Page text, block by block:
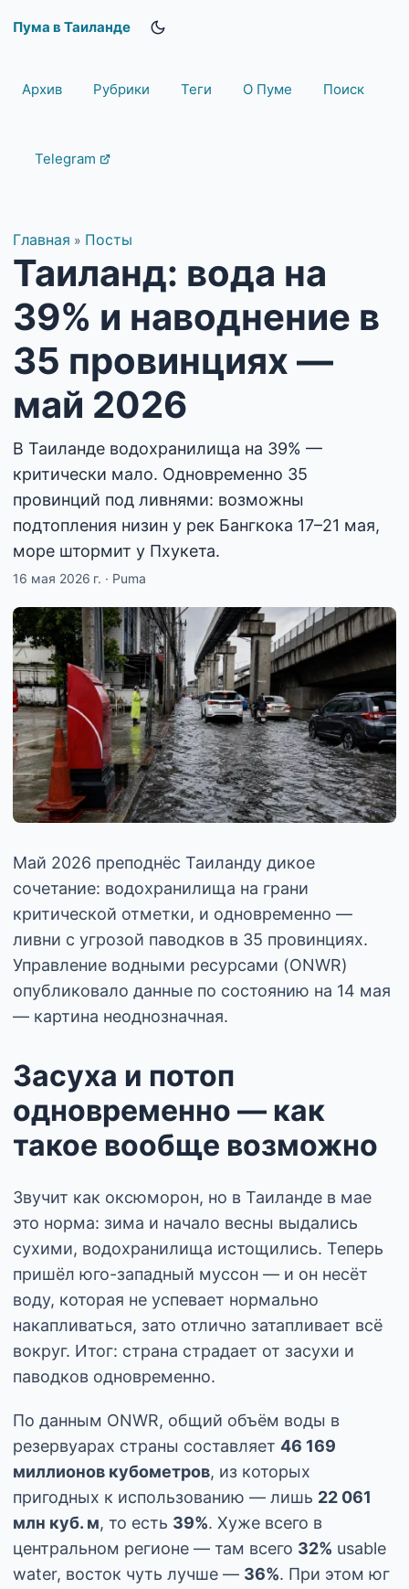
Пума в Таиланде
Архив Рубрики Теги О Пуме Поиск
Telegram
Главная » Посты
Таиланд: вода на
39% и наводнение в
35 провинциях —
май 2026
В Таиланде водохранилища на 39% —
критически мало. Одновременно 35
провинций под ливнями: возможны
подтопления низин у рек Бангкока 17–21 мая,
море штормит у Пхукета.
16 мая 2026 г. · Puma
Май 2026 преподнёс Таиланду дикое
сочетание: водохранилища на грани
критической отметки, и одновременно —
ливни с угрозой паводков в 35 провинциях.
Управление водными ресурсами (ONWR)
опубликовало данные по состоянию на 14 мая
— картина неоднозначная.
Засуха и потоп
одновременно — как
такое вообще возможно
Звучит как оксюморон, но в Таиланде в мае
это норма: зима и начало весны выдались
сухими, водохранилища истощились. Теперь
пришёл юго-западный муссон — и он несёт
воду, которая не успевает нормально
накапливаться, зато отлично затапливает всё
вокруг. Итог: страна страдает от засухи и
паводков одновременно.
По данным ONWR, общий объём воды в
резервуарах страны составляет 46 169
миллионов кубометров, из которых
пригодных к использованию — лишь 22 061
млн куб. м, то есть 39%. Хуже всего в
центральном регионе — там всего 32% usable
water, восток чуть лучше — 36%. При этом юг